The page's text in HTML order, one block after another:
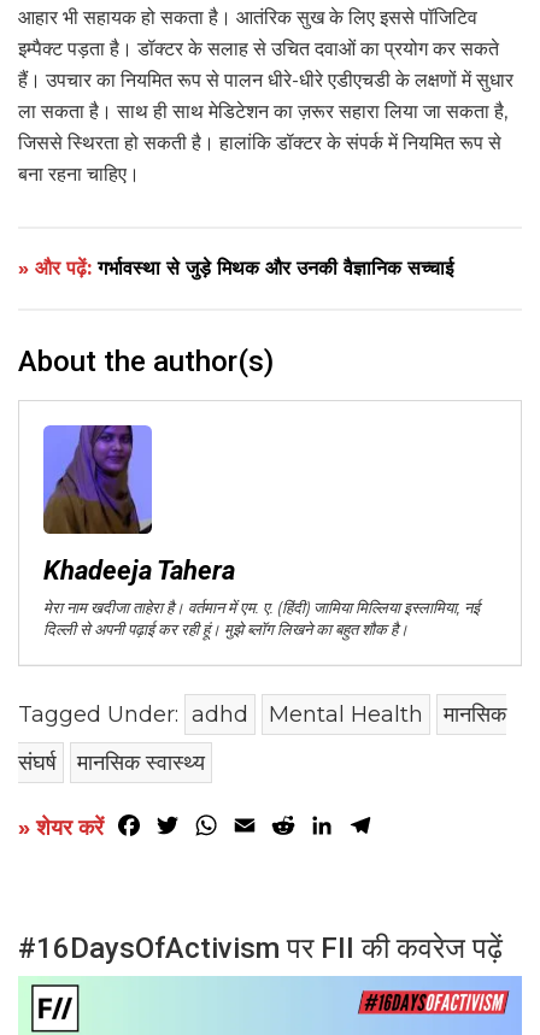
आहार भी सहायक हो सकता है। आतंरिक सुख के लिए इससे पॉजिटिव
इम्पैक्ट पड़ता है। डॉक्टर के सलाह से उचित दवाओं का प्रयोग कर सकते
हैं। उपचार का नियमित रूप से पालन धीरे-धीरे एडीएचडी के लक्षणों में सुधार
ला सकता है। साथ ही साथ मेडिटेशन का ज़रूर सहारा लिया जा सकता है,
जिससे स्थिरता हो सकती है। हालांकि डॉक्टर के संपर्क में नियमित रूप से
बना रहना चाहिए।
» और पढ़ें:गर्भावस्था से जुड़े मिथक और उनकी वैज्ञानिक सच्चाई
About the author(s)
Khadeeja Tahera
मेरा नाम खदीजा ताहेरा है। वर्तमान में एम. ए. (हिंदी) जामिया मिल्लिया इस्लामिया, नई
दिल्ली से अपनी पढ़ाई कर रही हूं। मुझे ब्लॉग लिखने का बहुत शौक है।
Tagged Under: adhd Mental Health
मानसिक
संघर्ष
मानसिक स्वास्थ्य
» शेयर करें Facebook
TwitterWhatsApp
Email RedditLinkedIn
#16DaysOfActivism पर FII की कवरेज पढ़ें